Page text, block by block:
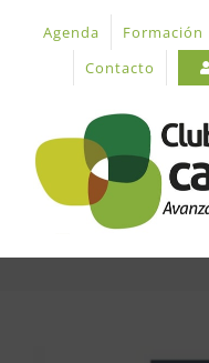
contenido
Agenda Formación
Contacto